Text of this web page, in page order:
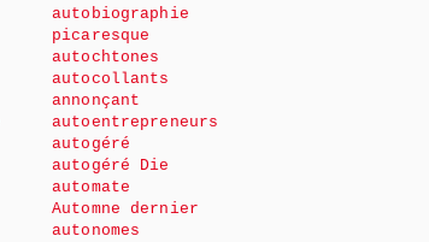
autobiographie
picaresque
autochtones
autocollants
annonçant
autoentrepreneurs
autogéré
autogéré Die
automate
Automne dernier
autonomes